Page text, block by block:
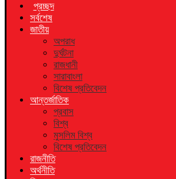
প্রচ্ছদ
সর্বশেষ
জাতীয়
অপরাধ
দুর্ঘটনা
রাজধানী
সারাবাংলা
বিশেষ প্রতিবেদন
আন্তর্জাতিক
প্রবাস
বিশ্ব
মুসলিম বিশ্ব
বিশেষ প্রতিবেদন
রাজনীতি
অর্থনীতি